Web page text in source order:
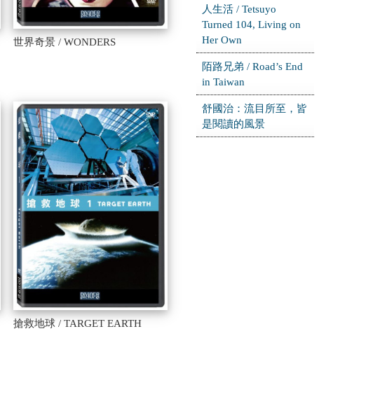
世界奇景 / WONDERS
搶救地球 / TARGET EARTH
人生活 / Tetsuyo
Turned 104, Living on
Her Own
陌路兄弟 / Road’s End
in Taiwan
舒國治：流目所至，皆
是閱讀的風景